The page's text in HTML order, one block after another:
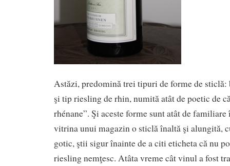
Astăzi, predomină trei tipuri de forme de sticlă:
şi tip riesling de rhin, numită atât de poetic de
rhénane”. Şi aceste forme sunt atât de
vitrina unui magazin o sticlă înaltă şi alungită,
gotic, ştii sigur înainte de a citi eticheta că nu
riesling nemţesc. Atâta vreme cât vinul a fost